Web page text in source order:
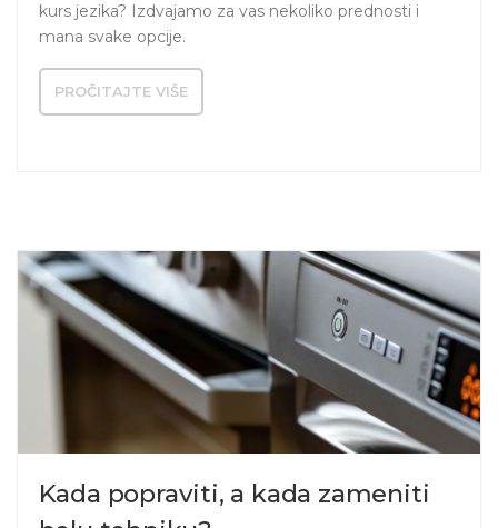
kurs jezika? Izdvajamo za vas nekoliko prednosti i
mana svake opcije.
PROČITAJTE VIŠE
Kada popraviti, a kada zameniti